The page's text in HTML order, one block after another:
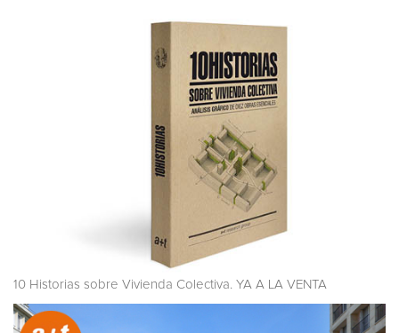
10 Historias sobre Vivienda Colectiva. YA A LA VENTA